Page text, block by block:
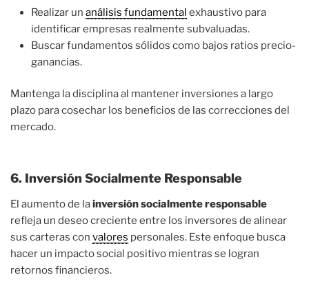
Realizar un análisis fundamental exhaustivo para
identificar empresas realmente subvaluadas.
Buscar fundamentos sólidos como bajos ratios precio-
ganancias.
Mantenga la disciplina al mantener inversiones a largo
plazo para cosechar los beneficios de las correcciones del
mercado.
6. Inversión Socialmente Responsable
El aumento de lainversión socialmente responsable
refleja un deseo creciente entre los inversores de alinear
sus carteras con valores personales. Este enfoque busca
hacer un impacto social positivo mientras se logran
retornos financieros.